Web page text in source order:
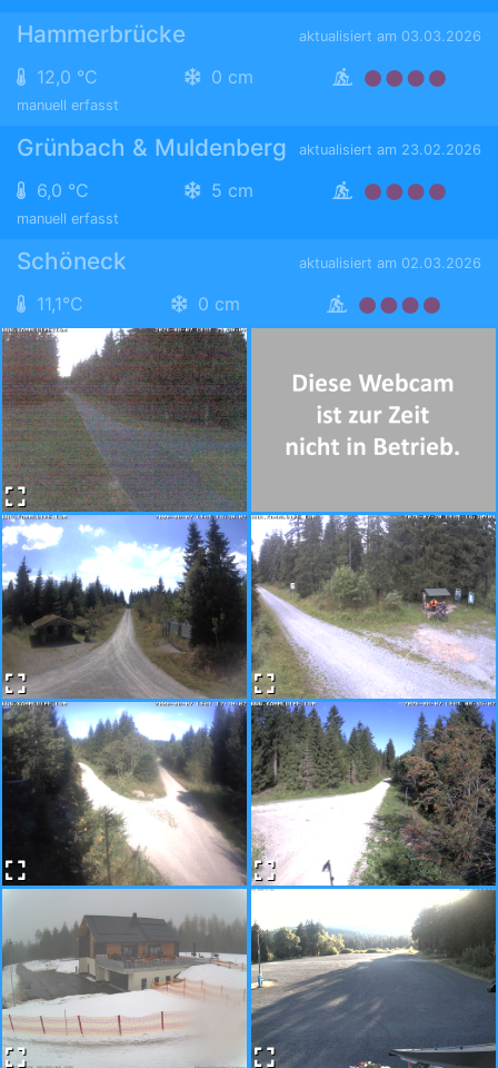
Hammerbrücke aktualisiert am 03.03.2026
12,0 °C
manuell erfasst
0 cm
Grünbach & Muldenberg aktualisiert am 23.02.2026
6,0 °C
manuell erfasst
5 cm
Schöneck aktualisiert am 02.03.2026
11,1°C 0 cm